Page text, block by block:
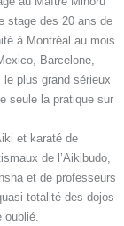
stage des 20 ans de
à Montréal au mois
Barcelone,
plus grand sérieux
seule la pratique sur
et karaté de
de l’Aikibudo,
et de professeurs
totalité des dojos